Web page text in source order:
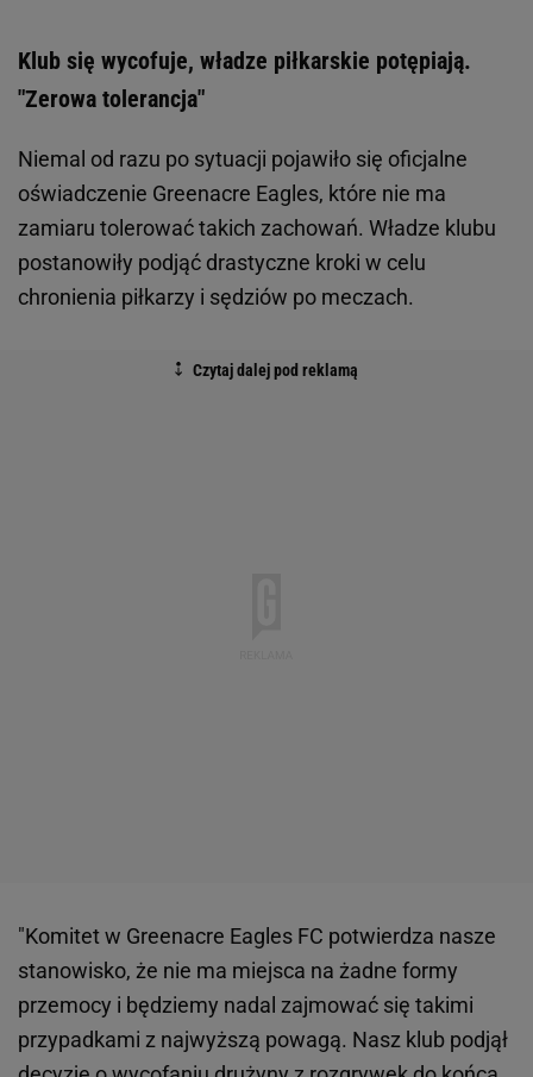
Klub się wycofuje, władze piłkarskie potępiają.
"Zerowa tolerancja"
Niemal od razu po sytuacji pojawiło się oficjalne
oświadczenie Greenacre Eagles, które nie ma
zamiaru tolerować takich zachowań. Władze klubu
postanowiły podjąć drastyczne kroki w celu
chronienia piłkarzy i sędziów po meczach.
"Komitet w Greenacre Eagles FC potwierdza nasze
stanowisko, że nie ma miejsca na żadne formy
przemocy i będziemy nadal zajmować się takimi
przypadkami z najwyższą powagą. Nasz klub podjął